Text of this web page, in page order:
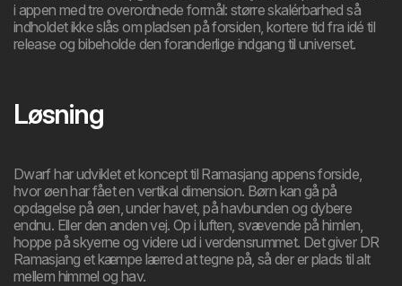
i appen med tre overordnede formål: større skalérbarhed så
indholdet ikke slås om pladsen på forsiden, kortere tid fra idé til
release og bibeholde den foranderlige indgang til universet.
Løsning
Dwarf har udviklet et koncept til Ramasjang appens forside,
hvor øen har fået en vertikal dimension. Børn kan gå på
opdagelse på øen, under havet, på havbunden og dybere
endnu. Eller den anden vej. Op i luften, svævende på himlen,
hoppe på skyerne og videre ud i verdensrummet. Det giver DR
Ramasjang et kæmpe lærred at tegne på, så der er plads til alt
mellem himmel og hav.